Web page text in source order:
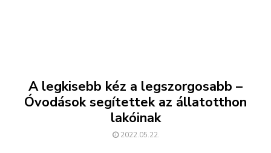
A legkisebb kéz a legszorgosabb –
Óvodások segítettek az állatotthon
lakóinak
2022.05.22.